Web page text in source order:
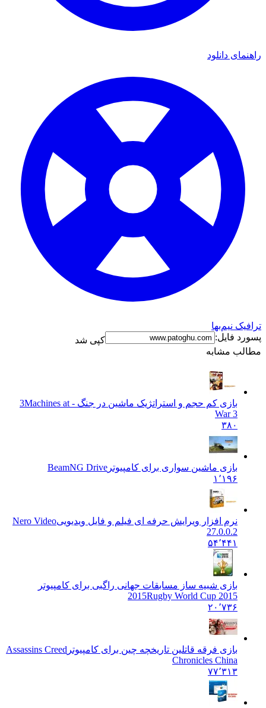
راهنمای دانلود
ترافیک نیم‌بها
پسورد فایل:
کپی شد
مطالب مشابه
بازی کم حجم و استراتژیک ماشین در جنگ - 3 Machines at
War 3
۳۸۰
بازی ماشین سواری برای کامپیوتر BeamNG Drive
۱٬۱۹۶
نرم افزار ویرایش حرفه ای فیلم و فایل ویدیوییNero Video
27.0.0.2
۵۴٬۴۴۱
بازی شبیه ساز مسابقات جهانی راگبی برای کامپیوتر
2015Rugby World Cup 2015
۲۰٬۷۳۶
بازی فرقه قاتلین تاریخچه چین برای کامپیوتر Assassins Creed
Chronicles China
۷۷٬۳۱۳